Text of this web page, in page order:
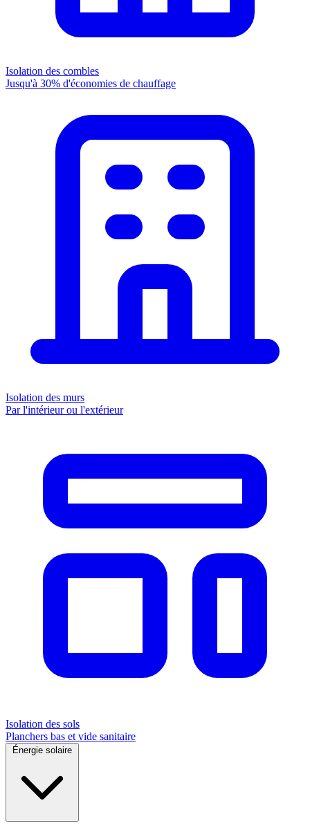
Isolation des combles
Jusqu'à 30% d'économies de chauffage
Isolation des murs
Par l'intérieur ou l'extérieur
Isolation des sols
Planchers bas et vide sanitaire